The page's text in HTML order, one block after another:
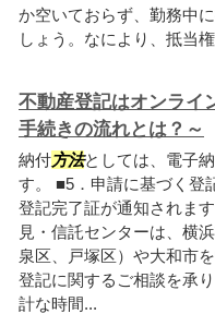
か空いておらず、勤務中
しょう。なにより、抵当
不動産登記はオンライ
手続きの流れとは？～
納付方法としては、電子
す。 ■5．申請に基づく登
登記完了証が通知されま
見・信託センターは、横
泉区、戸塚区）や大和市
登記に関するご相談を承
計な時間...